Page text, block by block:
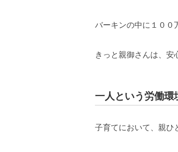
バーキンの中に１００
きっと親御さんは、安
一人という労働環
子育てにおいて、親ひ